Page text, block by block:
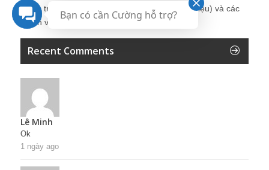
Quản trị Nhân sự Nguyễn Hùng Cường (
giới thiệu) và các
thành viên khác trong cộng đồng Nhân sự.
Recent Comments
Lê Minh
Ok
1 ngày ago
Bạn có cần Cường hỗ trợ?